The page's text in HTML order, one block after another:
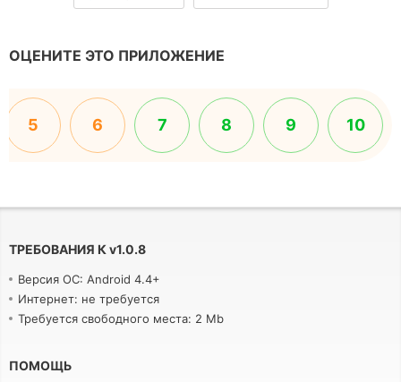
ОЦЕНИТЕ ЭТО ПРИЛОЖЕНИЕ
5 6 7 8 9 10
ТРЕБОВАНИЯ К v1.0.8
Версия ОС: Android 4.4+
Интернет: не требуется
Требуется свободного места: 2 Mb
ПОМОЩЬ